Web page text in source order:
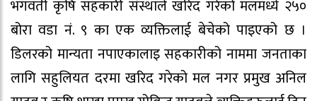
भगवती कृषि सहकारी संस्थाले खरिद गरेको मलमध्ये २५०
बोरा वडा नं. ९ का एक व्यक्तिलाई बेचेको पाइएको छ ।
डिलरको मान्यता नपाएकालाइ सहकारीको नाममा जनताका
लागि सहुलियत दरमा खरिद गरेको मल नगर प्रमुख अनिल